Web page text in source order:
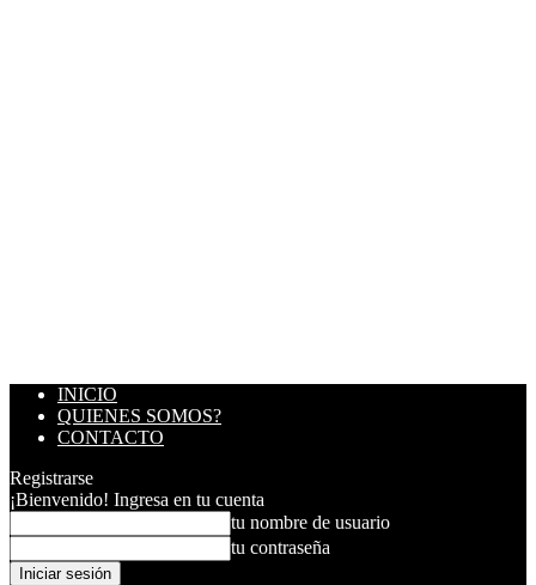
INICIO
QUIENES SOMOS?
CONTACTO
Registrarse
¡Bienvenido! Ingresa en tu cuenta
tu nombre de usuario
tu contraseña